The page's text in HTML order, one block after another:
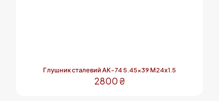
Глушник сталевий АК-74 5.45×39 М24х1.5
2800 ₴